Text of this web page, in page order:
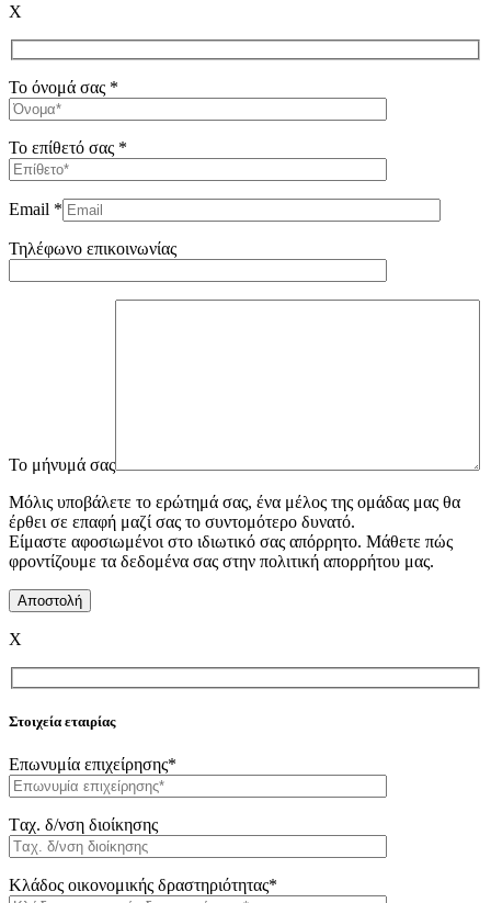
X
Το όνομά σας *
Το επίθετό σας *
Email *
Τηλέφωνο επικοινωνίας
To μήνυμά σας
Μόλις υποβάλετε το ερώτημά σας, ένα μέλος της ομάδας μας θα
έρθει σε επαφή μαζί σας το συντομότερο δυνατό.
Είμαστε αφοσιωμένοι στο ιδιωτικό σας απόρρητο. Μάθετε πώς
φροντίζουμε τα δεδομένα σας στην πολιτική απορρήτου μας.
X
Στοιχεία εταιρίας
Επωνυμία επιχείρησης*
Tαχ. δ/νση διοίκησης
Κλάδος οικονομικής δραστηριότητας*